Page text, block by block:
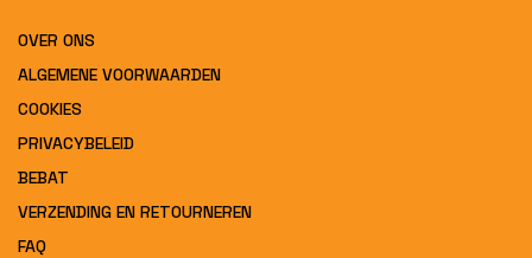
OVER ONS
ALGEMENE VOORWAARDEN
COOKIES
PRIVACYBELEID
BEBAT
VERZENDING EN RETOURNEREN
FAQ